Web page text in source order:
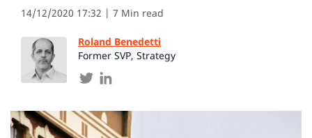
14/12/2020 17:32 | 7 Min read
Roland Benedetti
Former SVP, Strategy